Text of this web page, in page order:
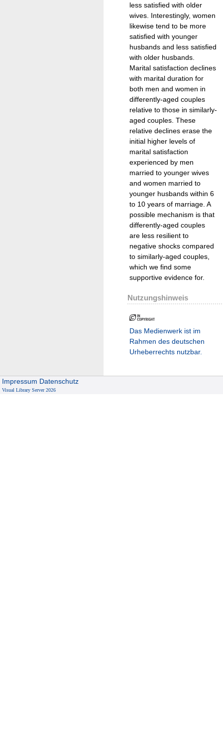
less satisfied with older
wives. Interestingly, women
likewise tend to be more
satisfied with younger
husbands and less satisfied
with older husbands.
Marital satisfaction declines
with marital duration for
both men and women in
differently-aged couples
relative to those in similarly-
aged couples. These
relative declines erase the
initial higher levels of
marital satisfaction
experienced by men
married to younger wives
and women married to
younger husbands within 6
to 10 years of marriage. A
possible mechanism is that
differently-aged couples
are less resilient to
negative shocks compared
to similarly-aged couples,
which we find some
supportive evidence for.
Nutzungshinweis
Das Medienwerk ist im
Rahmen des deutschen
Urheberrechts nutzbar.
Impressum Datenschutz
Visual Library Server 2026